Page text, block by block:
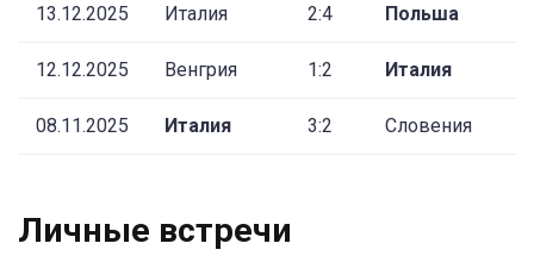
13.12.2025 Италия 2:4 Польша
12.12.2025 Венгрия 1:2 Италия
08.11.2025 Италия 3:2 Словения
Личные встречи